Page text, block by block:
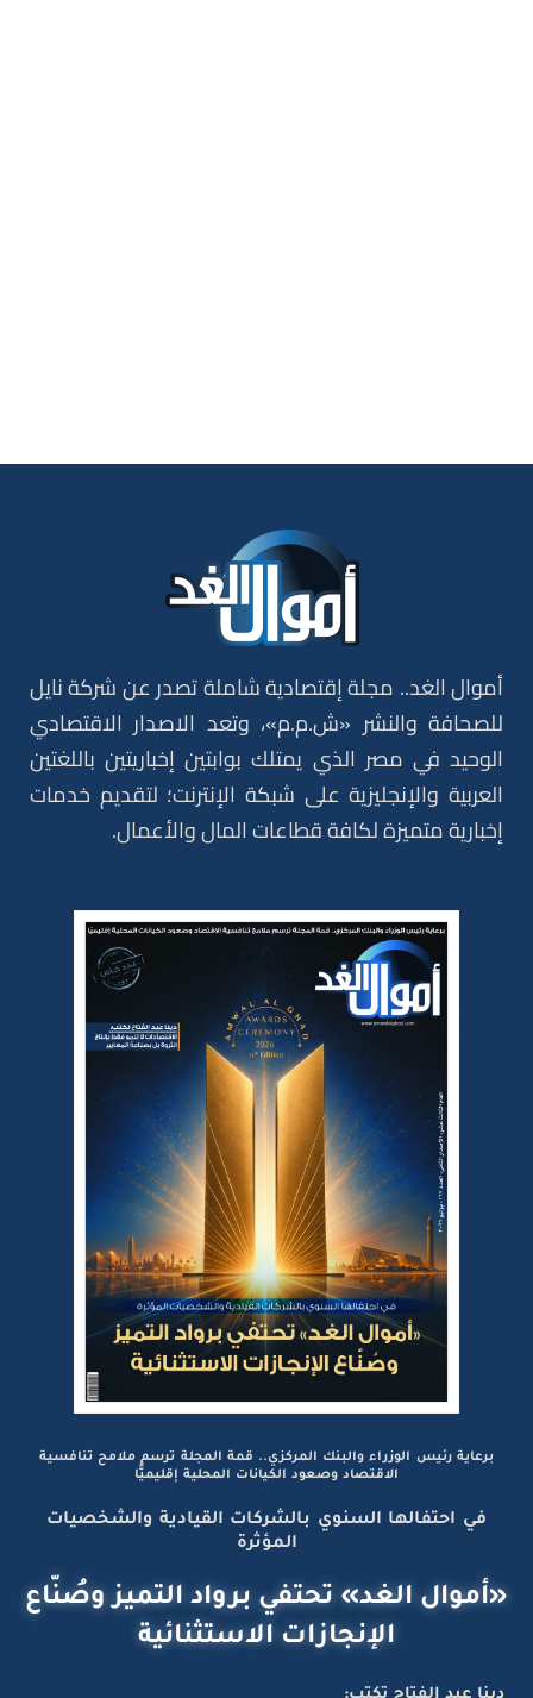
أموال الغد.. مجلة إقتصادية شاملة تصدر عن شركة نايل
للصحافة والنشر «ش.م.م»، وتعد الاصدار الاقتصادي
الوحيد في مصر الذي يمتلك بوابتين إخباريتين باللغتين
العربية والإنجليزية على شبكة الإنترنت؛ لتقديم خدمات
إخبارية متميزة لكافة قطاعات المال والأعمال.
برعاية رئيس الوزراء والبنك المركزي.. قمة المجلة ترسم ملامح تنافسية
الاقتصاد وصعود الكيانات المحلية إقليميًّا
في احتفالها السنوي بالشركات القيادية والشخصيات
المؤثرة
«أموال الغد» تحتفي برواد التميز وصُنّاع
الإنجازات الاستثنائية